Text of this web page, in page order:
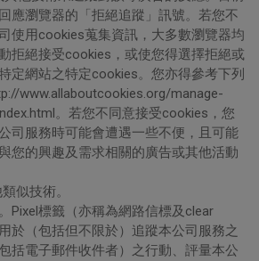
應瀏覽器的「拒絕追蹤」訊號。若您不
使用cookies蒐集資訊，大多數瀏覽器均
拒絕接受cookies，或使您得選擇拒絕或
定網站之特定cookies。您亦得參考下列
www.allaboutcookies.org/manage-
。若您不同意接受cookies，您
司服務時可能會遭遇一些不便，且可能
您的興趣及需求相關的廣告或其他活動
似技術。
Pixel標籤（亦稱為網路信標及clear
於（包括但不限於）追蹤本公司服務之
括電子郵件收件者）之行動、評量本公